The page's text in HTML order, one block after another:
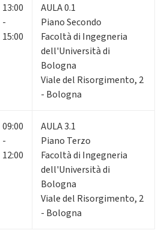
13:00
-
15:00
AULA 0.1
Piano Secondo
Facoltà di Ingegneria
dell'Università di
Bologna
Viale del Risorgimento, 2
- Bologna
09:00
-
12:00
AULA 3.1
Piano Terzo
Facoltà di Ingegneria
dell'Università di
Bologna
Viale del Risorgimento, 2
- Bologna